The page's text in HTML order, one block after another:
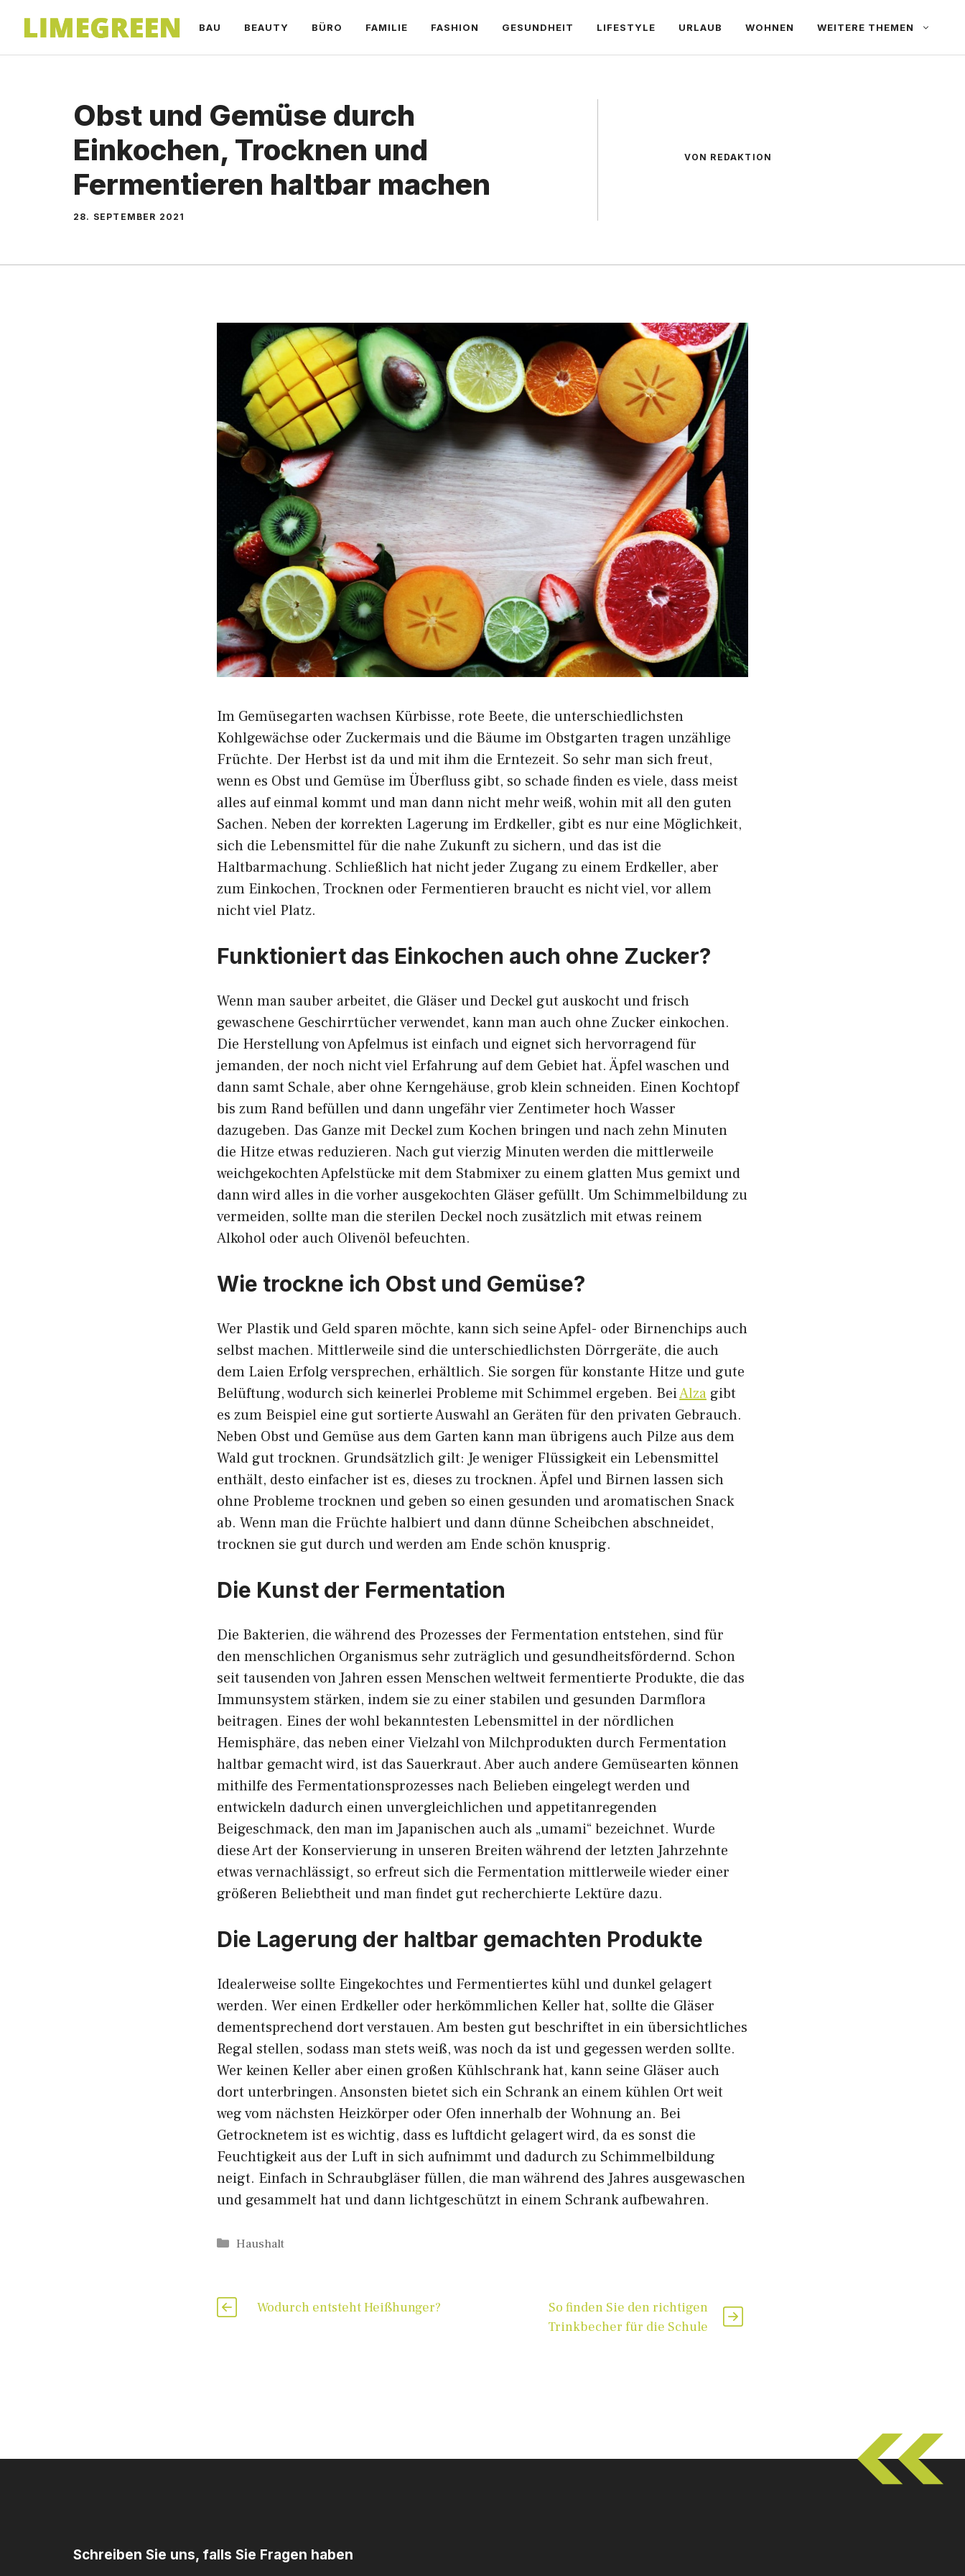
Inhalt
springen
BAU BEAUTY BÜRO FAMILIE FASHION GESUNDHEIT LIFESTYLE URLAUB WOHNEN WEITERE THEMEN
Obst und Gemüse durch
Einkochen, Trocknen und
Fermentieren haltbar machen
28. SEPTEMBER 2021
VON REDAKTION
Im Gemüsegarten wachsen Kürbisse, rote Beete, die unterschiedlichsten
Kohlgewächse oder Zuckermais und die Bäume im Obstgarten tragen unzählige
Früchte. Der Herbst ist da und mit ihm die Erntezeit. So sehr man sich freut,
wenn es Obst und Gemüse im Überfluss gibt, so schade finden es viele, dass meist
alles auf einmal kommt und man dann nicht mehr weiß, wohin mit all den guten
Sachen. Neben der korrekten Lagerung im Erdkeller, gibt es nur eine Möglichkeit,
sich die Lebensmittel für die nahe Zukunft zu sichern, und das ist die
Haltbarmachung. Schließlich hat nicht jeder Zugang zu einem Erdkeller, aber
zum Einkochen, Trocknen oder Fermentieren braucht es nicht viel, vor allem
nicht viel Platz.
Funktioniert das Einkochen auch ohne Zucker?
Wenn man sauber arbeitet, die Gläser und Deckel gut auskocht und frisch
gewaschene Geschirrtücher verwendet, kann man auch ohne Zucker einkochen.
Die Herstellung von Apfelmus ist einfach und eignet sich hervorragend für
jemanden, der noch nicht viel Erfahrung auf dem Gebiet hat. Äpfel waschen und
dann samt Schale, aber ohne Kerngehäuse, grob klein schneiden. Einen Kochtopf
bis zum Rand befüllen und dann ungefähr vier Zentimeter hoch Wasser
dazugeben. Das Ganze mit Deckel zum Kochen bringen und nach zehn Minuten
die Hitze etwas reduzieren. Nach gut vierzig Minuten werden die mittlerweile
weichgekochten Apfelstücke mit dem Stabmixer zu einem glatten Mus gemixt und
dann wird alles in die vorher ausgekochten Gläser gefüllt. Um Schimmelbildung zu
vermeiden, sollte man die sterilen Deckel noch zusätzlich mit etwas reinem
Alkohol oder auch Olivenöl befeuchten.
Wie trockne ich Obst und Gemüse?
Wer Plastik und Geld sparen möchte, kann sich seine Apfel- oder Birnenchips auch
selbst machen. Mittlerweile sind die unterschiedlichsten Dörrgeräte, die auch
dem Laien Erfolg versprechen, erhältlich. Sie sorgen für konstante Hitze und gute
Belüftung, wodurch sich keinerlei Probleme mit Schimmel ergeben. BeiAlza gibt
es zum Beispiel eine gut sortierte Auswahl an Geräten für den privaten Gebrauch.
Neben Obst und Gemüse aus dem Garten kann man übrigens auch Pilze aus dem
Wald gut trocknen. Grundsätzlich gilt: Je weniger Flüssigkeit ein Lebensmittel
enthält, desto einfacher ist es, dieses zu trocknen. Äpfel und Birnen lassen sich
ohne Probleme trocknen und geben so einen gesunden und aromatischen Snack
ab. Wenn man die Früchte halbiert und dann dünne Scheibchen abschneidet,
trocknen sie gut durch und werden am Ende schön knusprig.
Die Kunst der Fermentation
Die Bakterien, die während des Prozesses der Fermentation entstehen, sind für
den menschlichen Organismus sehr zuträglich und gesundheitsfördernd. Schon
seit tausenden von Jahren essen Menschen weltweit fermentierte Produkte, die das
Immunsystem stärken, indem sie zu einer stabilen und gesunden Darmflora
beitragen. Eines der wohl bekanntesten Lebensmittel in der nördlichen
Hemisphäre, das neben einer Vielzahl von Milchprodukten durch Fermentation
haltbar gemacht wird, ist das Sauerkraut. Aber auch andere Gemüsearten können
mithilfe des Fermentationsprozesses nach Belieben eingelegt werden und
entwickeln dadurch einen unvergleichlichen und appetitanregenden
Beigeschmack, den man im Japanischen auch als „umami“ bezeichnet. Wurde
diese Art der Konservierung in unseren Breiten während der letzten Jahrzehnte
etwas vernachlässigt, so erfreut sich die Fermentation mittlerweile wieder einer
größeren Beliebtheit und man findet gut recherchierte Lektüre dazu.
Die Lagerung der haltbar gemachten Produkte
Idealerweise sollte Eingekochtes und Fermentiertes kühl und dunkel gelagert
werden. Wer einen Erdkeller oder herkömmlichen Keller hat, sollte die Gläser
dementsprechend dort verstauen. Am besten gut beschriftet in ein übersichtliches
Regal stellen, sodass man stets weiß, was noch da ist und gegessen werden sollte.
Wer keinen Keller aber einen großen Kühlschrank hat, kann seine Gläser auch
dort unterbringen. Ansonsten bietet sich ein Schrank an einem kühlen Ort weit
weg vom nächsten Heizkörper oder Ofen innerhalb der Wohnung an. Bei
Getrocknetem ist es wichtig, dass es luftdicht gelagert wird, da es sonst die
Feuchtigkeit aus der Luft in sich aufnimmt und dadurch zu Schimmelbildung
neigt. Einfach in Schraubgläser füllen, die man während des Jahres ausgewaschen
und gesammelt hat und dann lichtgeschützt in einem Schrank aufbewahren.
Kategorien
Haushalt
Wodurch entsteht Heißhunger?
So finden Sie den richtigen
Trinkbecher für die Schule
Schreiben Sie uns, falls Sie Fragen haben